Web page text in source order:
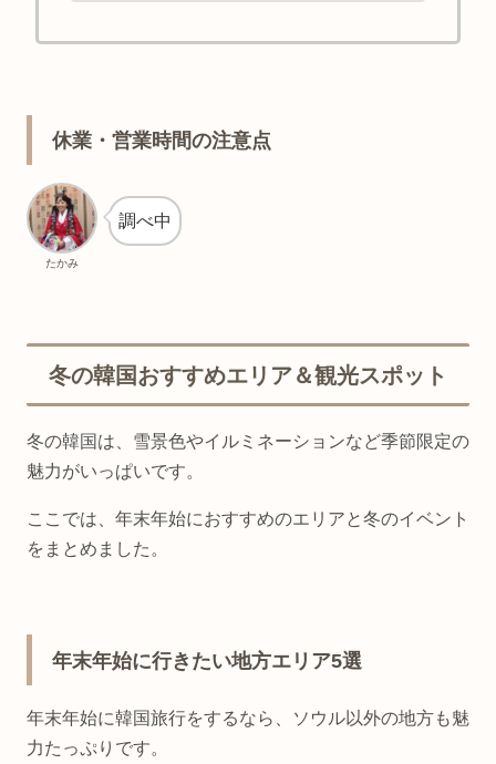
まとめました。
休業・営業時間の注意点
たかみ
調べ中
冬の韓国おすすめエリア＆観光スポット
冬の韓国は、雪景色やイルミネーションなど季節限定の
魅力がいっぱいです。
ここでは、年末年始におすすめのエリアと冬のイベント
をまとめました。
年末年始に行きたい地方エリア5選
年末年始に韓国旅行をするなら、ソウル以外の地方も魅
力たっぷりです。